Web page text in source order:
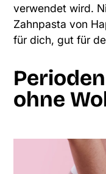
verwendet wird.
Zahnpasta von
für dich, gut für
ohne